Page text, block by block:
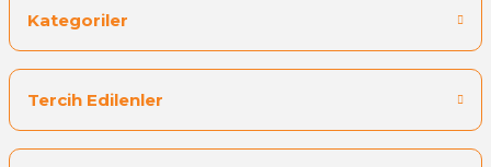
Kategoriler
Tercih Edilenler